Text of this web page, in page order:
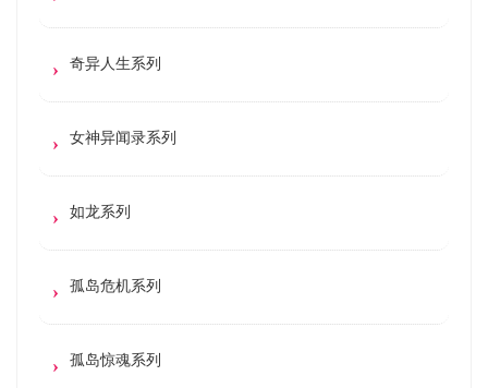
奇异人生系列
女神异闻录系列
如龙系列
孤岛危机系列
孤岛惊魂系列